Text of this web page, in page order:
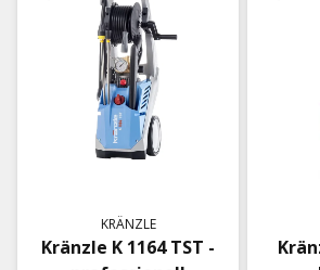
KRÄNZLE
Kränzle K 1164 TST -